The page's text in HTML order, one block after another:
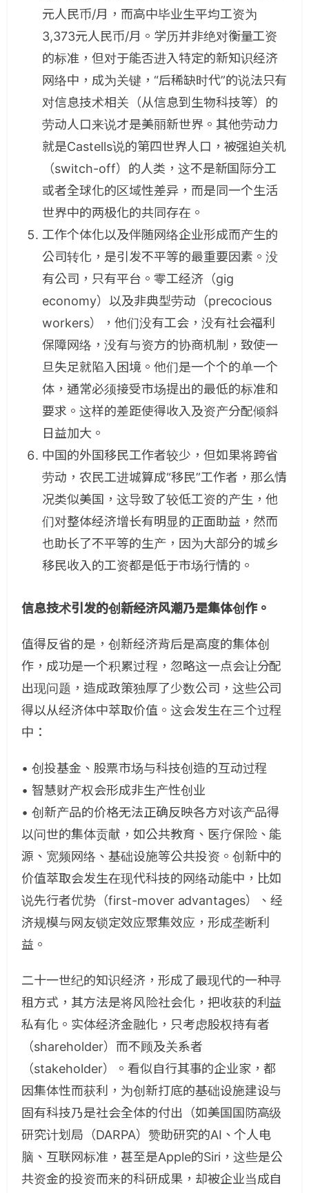
元人民币/月，而高中毕业生平均工资为
3,373元人民币/月。学历并非绝对衡量工资
的标准，但对于能否进入特定的新知识经济
网络中，成为关键，“后稀缺时代”的说法只有
对信息技术相关（从信息到生物科技等）的
劳动人口来说才是美丽新世界。其他劳动力
就是Castells说的第四世界人口，被强迫关机
（switch-off）的人类，这不是新国际分工
或者全球化的区域性差异，而是同一个生活
世界中的两极化的共同存在。
工作个体化以及伴随网络企业形成而产生的
公司转化，是引发不平等的最重要因素。没
有公司，只有平台。零工经济（gig
economy）以及非典型劳动（precocious
workers），他们没有工会，没有社会福利
保障网络，没有与资方的协商机制，致使一
旦失足就陷入困境。他们是一个个的单一个
体，通常必须接受市场提出的最低的标准和
要求。这样的差距使得收入及资产分配倾斜
日益加大。
中国的外国移民工作者较少，但如果将跨省
劳动，农民工进城算成“移民”工作者，那么情
况类似美国，这导致了较低工资的产生，他
们对整体经济增长有明显的正面助益，然而
也助长了不平等的生产，因为大部分的城乡
移民收入的工资都是低于市场行情的。
信息技术引发的创新经济风潮乃是集体创作。
值得反省的是，创新经济背后是高度的集体创
作，成功是一个积累过程，忽略这一点会让分配
出现问题，造成政策独厚了少数公司，这些公司
得以从经济体中萃取价值。这会发生在三个过程
中：
• 创投基金、股票市场与科技创造的互动过程
• 智慧财产权会形成非生产性创业
• 创新产品的价格无法正确反映各方对该产品得
以问世的集体贡献，如公共教育、医疗保险、能
源、宽频网络、基础设施等公共投资。创新中的
价值萃取会发生在现代科技的网络动能中，比如
说先行者优势（first-mover advantages）、经
济规模与网友锁定效应聚集效应，形成垄断利
益。
二十一世纪的知识经济，形成了最现代的一种寻
租方式，其方法是将风险社会化，把收获的利益
私有化。实体经济金融化，只考虑股权持有者
（shareholder）而不顾及关系者
（stakeholder）。看似自行其事的企业家，都
因集体性而获利，为创新打底的基础设施建设与
固有科技乃是社会全体的付出（如美国国防高级
研究计划局（DARPA）赞助研究的AI、个人电
脑、互联网标准，甚至是Apple的Siri，这些是公
共资金的投资而来的科研成果，却被企业当成自